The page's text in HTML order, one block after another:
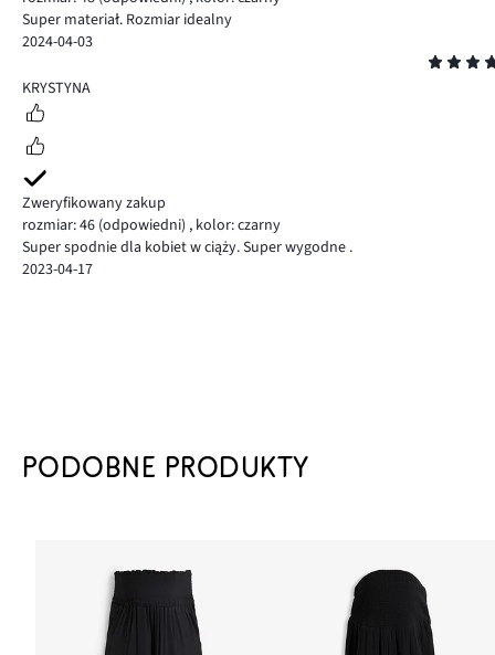
Super materiał. Rozmiar idealny
2024-04-03
5
KRYSTYNA
Zweryfikowany zakup
rozmiar: 46 (odpowiedni) , kolor: czarny
Super spodnie dla kobiet w ciąży. Super wygodne .
2023-04-17
PODOBNE PRODUKTY